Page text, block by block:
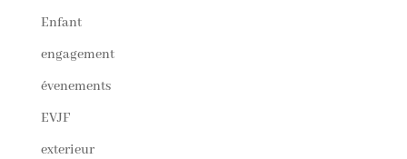
Enfant
engagement
évenements
EVJF
exterieur